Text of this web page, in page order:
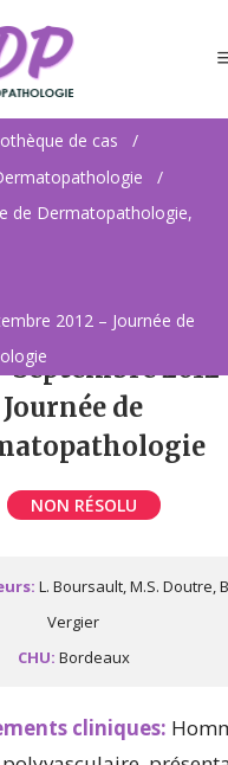
de cas
/
/
de Dermatopathologie,
2012 – Journée de
Septembre
Journée de
NON RÉSOLU
L. Boursault, M.S. Doutre,
Vergier
CHU: Bordeaux
cliniques: